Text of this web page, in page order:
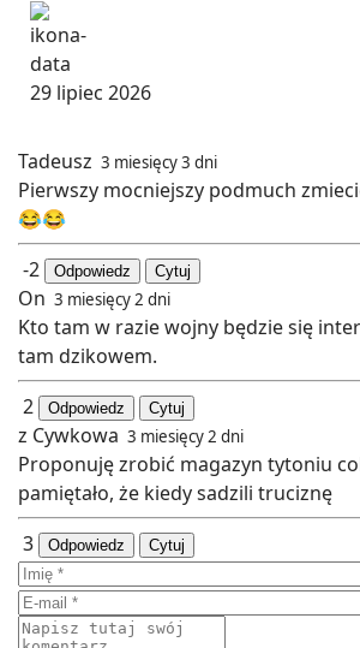
29 lipiec 2026
Tadeusz 3 miesięcy 3 dni
Pierwszy mocniejszy podmuch
😂😂
-2
Odpowiedz Cytuj
On 3 miesięcy 2 dni
Kto tam w razie wojny będzie się
tam dzikowem.
2
Odpowiedz Cytuj
z Cywkowa 3 miesięcy 2 dni
Proponuję zrobić magazyn tytoniu
pamiętało, że kiedy sadzili truciznę
3
Odpowiedz Cytuj